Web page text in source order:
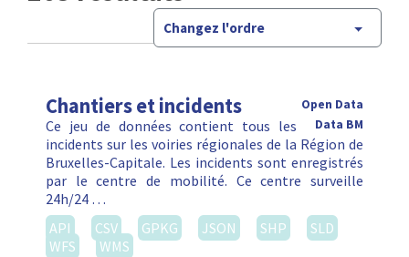
Changez l'ordre
Chantiers et incidents
Open Data
Data BM
Ce jeu de données contient tous les
incidents sur les voiries régionales de la Région de
Bruxelles-Capitale. Les incidents sont enregistrés
par le centre de mobilité. Ce centre surveille
24h/24 …
API
CSV GPKG JSON SHP
SLD
WFS
WMS